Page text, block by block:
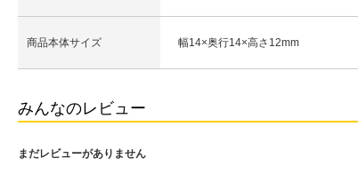
商品本体サイズ 幅14×奥行14×高さ12mm
みんなのレビュー
まだレビューがありません